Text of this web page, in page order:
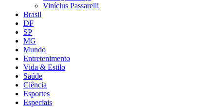
Vinícius Passarelli
Brasil
DF
SP
MG
Mundo
Entretenimento
Vida & Estilo
Saúde
Ciência
Esportes
Especiais